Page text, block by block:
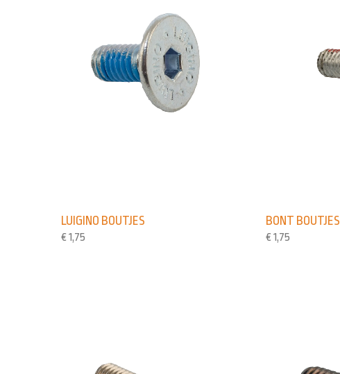
LUIGINO BOUTJES
€ 1,75
BONT BOUTJES
€ 1,75